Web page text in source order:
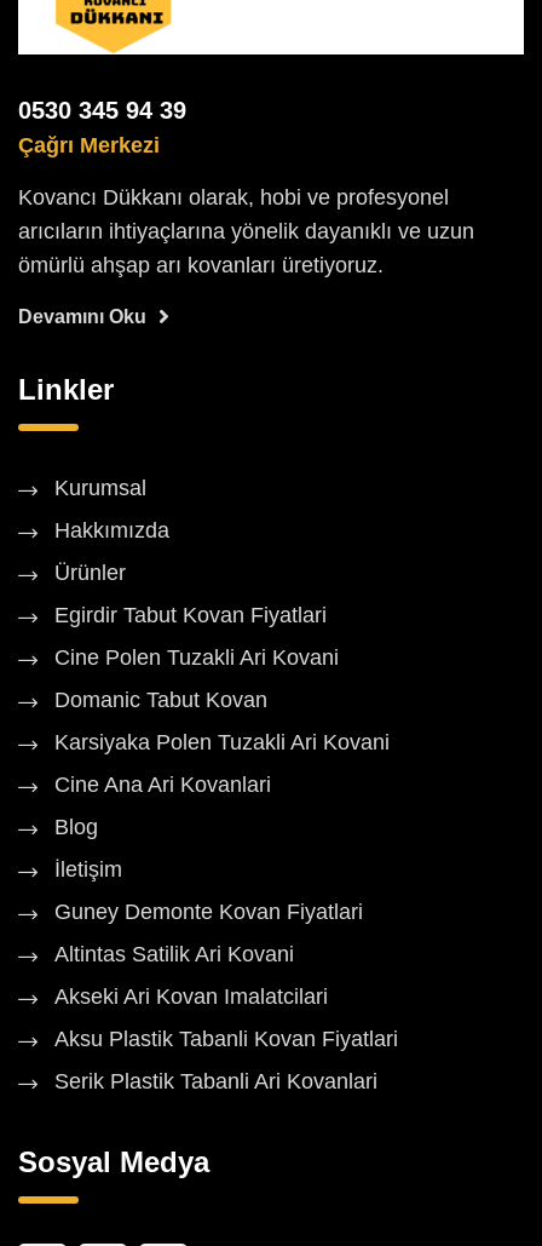
0530 345 94 39
Çağrı Merkezi
Kovancı Dükkanı olarak, hobi ve profesyonel
arıcıların ihtiyaçlarına yönelik dayanıklı ve uzun
ömürlü ahşap arı kovanları üretiyoruz.
Devamını Oku
Linkler
Kurumsal
Hakkımızda
Ürünler
Egirdir Tabut Kovan Fiyatlari
Cine Polen Tuzakli Ari Kovani
Domanic Tabut Kovan
Karsiyaka Polen Tuzakli Ari Kovani
Cine Ana Ari Kovanlari
Blog
İletişim
Guney Demonte Kovan Fiyatlari
Altintas Satilik Ari Kovani
Akseki Ari Kovan Imalatcilari
Aksu Plastik Tabanli Kovan Fiyatlari
Serik Plastik Tabanli Ari Kovanlari
Sosyal Medya